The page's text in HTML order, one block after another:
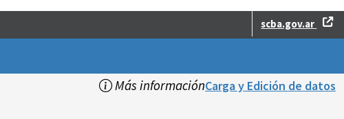
scba.gov.ar
Más informaciónCarga y Edición de datos